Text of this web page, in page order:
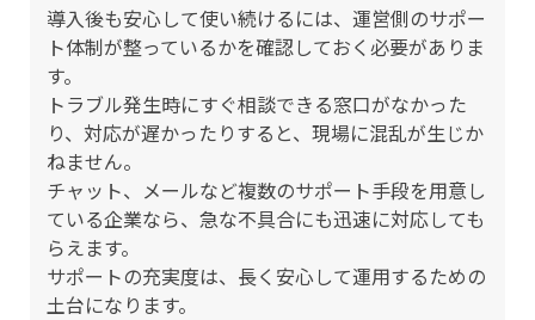
導入後も安心して使い続けるには、運営側のサポー
ト体制が整っているかを確認しておく必要がありま
す。
トラブル発生時にすぐ相談できる窓口がなかった
り、対応が遅かったりすると、現場に混乱が生じか
ねません。
チャット、メールなど複数のサポート手段を用意し
ている企業なら、急な不具合にも迅速に対応しても
らえます。
サポートの充実度は、長く安心して運用するための
土台になります。